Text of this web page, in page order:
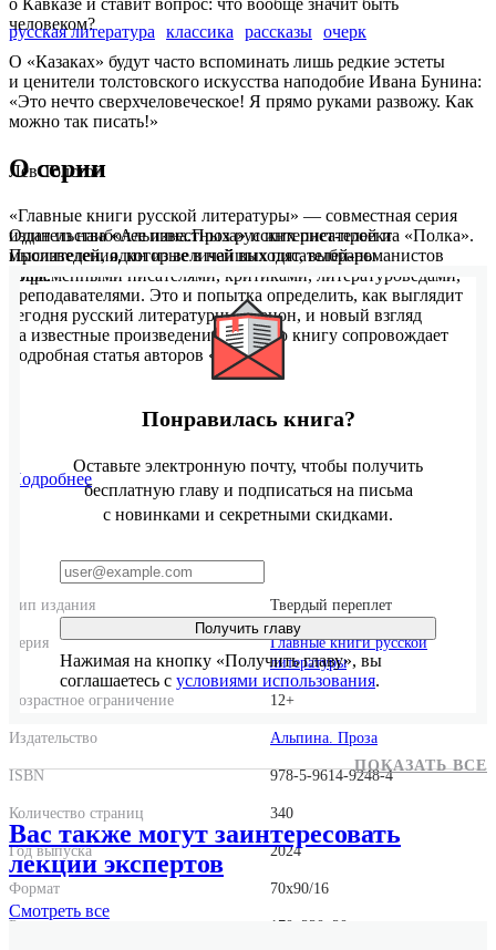
о Кавказе и ставит вопрос: что вообще значит быть
человеком?
О «Казаках» будут часто вспоминать лишь редкие эстеты
и ценители толстовского искусства наподобие Ивана Бунина:
«Это нечто сверхчеловеческое! Я прямо руками развожу. Как
можно так писать!»
О серии
«Главные книги русской литературы» — совместная серия
издательства «Альпина.Проза» и интернет-проекта «Полка».
Произведения, которые в ней выходят, выбраны
современными писателями, критиками, литературоведами,
преподавателями. Это и попытка определить, как выглядит
сегодня русский литературный канон, и новый взгляд
на известные произведения: каждую книгу сопровождает
подробная статья авторов «Полки».
русская литература классика рассказы очерк
Лев Толстой
Один из наиболее известных русских писателей и
мыслителей, один из величайших писателей-романистов
мира.
Подробнее
Тип издания Твердый переплет
Серия
Главные книги русской
литературы
Возрастное ограничение 12+
Издательство Альпина. Проза
ISBN 978-5-9614-9248-4
Количество страниц 340
Год выпуска 2024
Формат 70x90/16
Размер 170x220x20
Понравилась книга?
Оставьте электронную почту, чтобы получить
бесплатную главу и подписаться на письма
с новинками и секретными скидками.
Получить главу
Нажимая на кнопку «Получить главу», вы
соглашаетесь с условиями использования.
ПОКАЗАТЬ ВСЕ
Вас также могут заинтересовать
лекции экспертов
Смотреть все